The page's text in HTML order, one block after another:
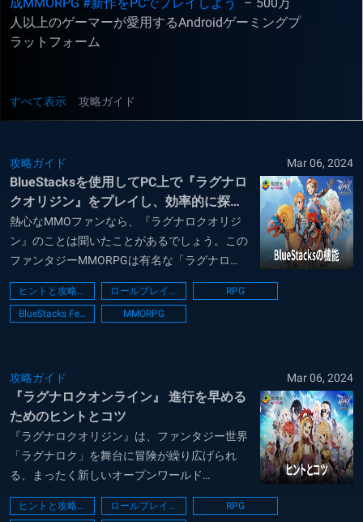
人以上のゲーマーが愛用するAndroidゲーミングプ
ラットフォーム
すべて表示 攻略ガイド
攻略ガイド Mar 06, 2024
BlueStacksを使用してPC上で『ラグナロ
クオリジン』をプレイし、効率的に探索
をしよう
熱心なMMOファンなら、『ラグナロクオリジ
ン』のことは聞いたことがあるでしょう。この
ファンタジーMMORPGは有名な「ラグナロ
ク」シリーズの直接の続編で、Gravity Game
Visionによって開発・パブリッシングされてい
ます。プレイヤーは、緑豊かな風景の中でテー
ヒントと攻略法 ロールプレイング
RPG
BlueStacks Features
MMORPG
攻略ガイド Mar 06, 2024
『ラグナロクオンライン』 進行を早める
ためのヒントとコツ
『ラグナロクオリジン』は、ファンタジー世界
「ラグナロク」を舞台に冒険が繰り広げられ
る、まったく新しいオープンワールド
MMORPGです。初代「ラグナロク」の直接的
な続編である本作では、プレイヤーはおなじみ
ヒントと攻略法 ロールプレイング
RPG